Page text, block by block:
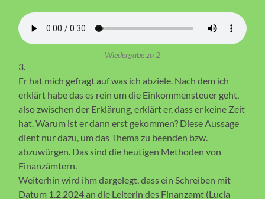
Wiedergabe zu 2
3.
Er hat mich gefragt auf was ich abziele. Nach dem ich
erklärt habe das es rein um die Einkommensteuer geht,
also zwischen der Erklärung, erklärt er, dass er keine Zeit
hat. Warum ist er dann erst gekommen? Diese Aussage
dient nur dazu, um das Thema zu beenden bzw.
abzuwürgen. Das sind die heutigen Methoden von
Finanzämtern.
Weiterhin wird ihm dargelegt, dass ein Schreiben mit
Datum 1.2.2024 an die Leiterin des Finanzamt (Lucia